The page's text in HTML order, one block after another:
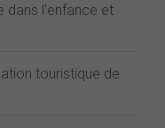
dans l'enfance et
touristique de